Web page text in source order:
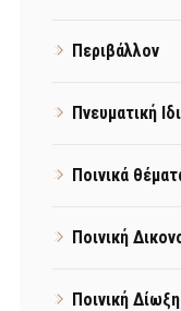
Περιβάλλον
Πνευματική
Ποινικά
Ποινική
Ποινική Δίωξη